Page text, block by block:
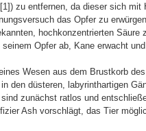
zu entfernen, da dieser sich
das Opfer zu
hochkonzentrierten Säure
Opfer ab, Kane erwacht
Wesen aus dem Brustkorb
den düsteren, labyrinthartigen
zunächst ratlos und
Ash vorschlägt, das Tier